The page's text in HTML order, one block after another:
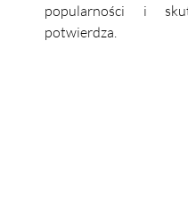
popularności i
potwierdza.